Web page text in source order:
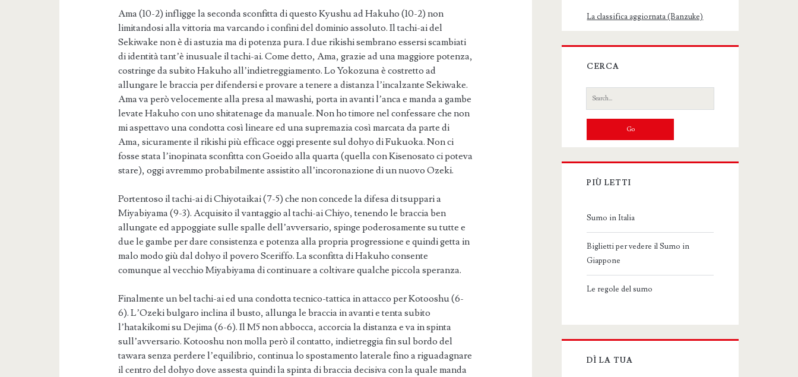
Ama (10-2) infligge la seconda sconfitta di questo Kyushu ad Hakuho (10-2) non
limitandosi alla vittoria ma varcando i confini del dominio assoluto. Il tachi-ai del
Sekiwake non è di astuzia ma di potenza pura. I due rikishi sembrano essersi scambiati
di identità tant’è inusuale il tachi-ai. Come detto, Ama, grazie ad una maggiore potenza,
costringe da subito Hakuho all’indietreggiamento. Lo Yokozuna è costretto ad
allungare le braccia per difendersi e provare a tenere a distanza l’incalzante Sekiwake.
Ama va però velocemente alla presa al mawashi, porta in avanti l’anca e manda a gambe
levate Hakuho con uno shitatenage da manuale. Non ho timore nel confessare che non
mi aspettavo una condotta così lineare ed una supremazia così marcata da parte di
Ama, sicuramente il rikishi più efficace oggi presente sul dohyo di Fukuoka. Non ci
fosse stata l’inopinata sconfitta con Goeido alla quarta (quella con Kisenosato ci poteva
stare), oggi avremmo probabilmente assistito all’incoronazione di un nuovo Ozeki.
Portentoso il tachi-ai di Chiyotaikai (7-5) che non concede la difesa di tsuppari a
Miyabiyama (9-3). Acquisito il vantaggio al tachi-ai Chiyo, tenendo le braccia ben
allungate ed appoggiate sulle spalle dell’avversario, spinge poderosamente su tutte e
due le gambe per dare consistenza e potenza alla propria progressione e quindi getta in
malo modo giù dal dohyo il povero Sceriffo. La sconfitta di Hakuho consente
comunque al vecchio Miyabiyama di continuare a coltivare qualche piccola speranza.
Finalmente un bel tachi-ai ed una condotta tecnico-tattica in attacco per Kotooshu (6-
6). L’Ozeki bulgaro inclina il busto, allunga le braccia in avanti e tenta subito
l’hatakikomi su Dejima (6-6). Il M5 non abbocca, accorcia la distanza e va in spinta
sull’avversario. Kotooshu non molla però il contatto, indietreggia fin sul bordo del
tawara senza perdere l’equilibrio, continua lo spostamento laterale fino a riguadagnare
il centro del dohyo dove assesta quindi la spinta di braccia decisiva con la quale manda
La classifica aggiornata (Banzuke)
CERCA
Search
for:
PIÙ LETTI
Sumo in Italia
Biglietti per vedere il Sumo in
Giappone
Le regole del sumo
DÌ LA TUA